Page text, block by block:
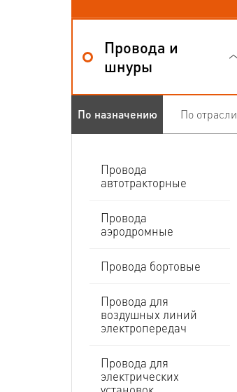
Провода и
шнуры
По назначению По отрасли
Провода
автотракторные
Провода
аэродромные
Провода бортовые
Провода для
воздушных линий
электропередач
Провода для
электрических